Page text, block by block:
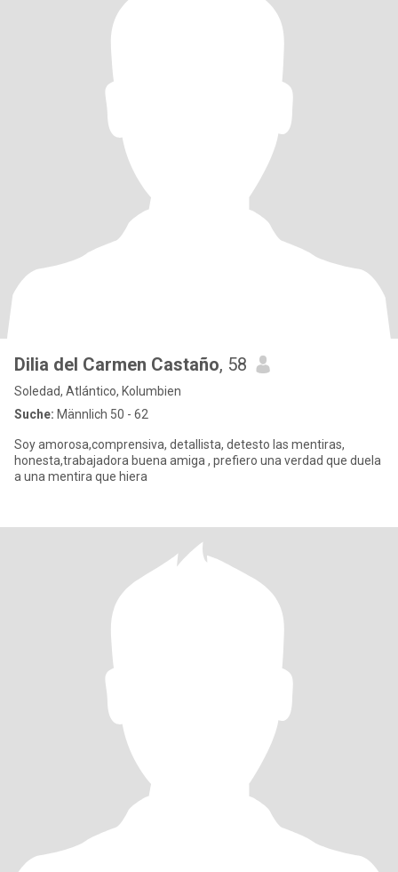
Dilia del Carmen Castaño, 58
Soledad, Atlántico, Kolumbien
Suche: Männlich 50 - 62
Soy amorosa,comprensiva, detallista, detesto las mentiras,
honesta,trabajadora buena amiga , prefiero una verdad que duela
a una mentira que hiera